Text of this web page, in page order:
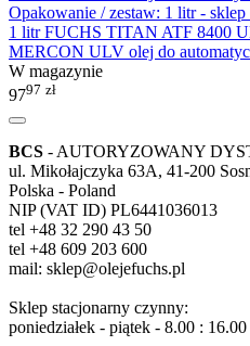
1 litr FUCHS TITAN ATF 8400
MERCON ULV olej do
W magazynie
9797 zł
BCS - AUTORYZOWANY
ul. Mikołajczyka 63A, 41-200
Polska - Poland
NIP (VAT ID) PL6441036013
tel +48 32 290 43 50
tel +48 609 203 600
mail: sklep@olejefuchs.pl
Sklep stacjonarny czynny:
poniedziałek - piątek - 8.00 : 16.00